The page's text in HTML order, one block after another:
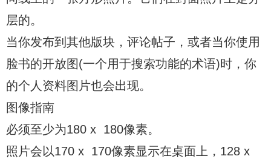
层的。
当你发布到其他版块，评论帖子，或者当你使用
脸书的开放图(一个用于搜索功能的术语)时，你
的个人资料图片也会出现。
图像指南
必须至少为180 x 180像素。
照片会以170 x 170像素显示在桌面上，128 x